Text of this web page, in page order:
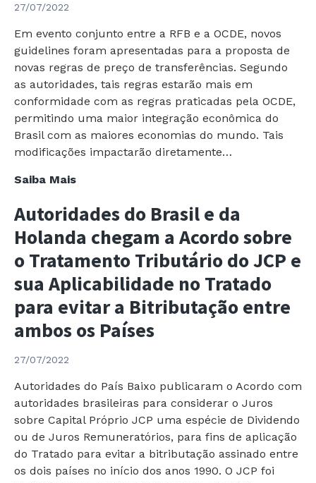
27/07/2022
Em evento conjunto entre a RFB e a OCDE, novos
guidelines foram apresentadas para a proposta de
novas regras de preço de transferências. Segundo
as autoridades, tais regras estarão mais em
conformidade com as regras praticadas pela OCDE,
permitindo uma maior integração econômica do
Brasil com as maiores economias do mundo. Tais
modificações impactarão diretamente…
Saiba MaisReceita
e
OCDE
apresentam
Desenho
de
Novas
Regras
de
Transferência
Autoridades do Brasil e da
Holanda chegam a Acordo sobre
o Tratamento Tributário do JCP e
sua Aplicabilidade no Tratado
para evitar a Bitributação entre
ambos os Países
27/07/2022
Autoridades do País Baixo publicaram o Acordo com
autoridades brasileiras para considerar o Juros
sobre Capital Próprio JCP uma espécie de Dividendo
ou de Juros Remuneratórios, para fins de aplicação
do Tratado para evitar a bitributação assinado entre
os dois países no início dos anos 1990. O JCP foi